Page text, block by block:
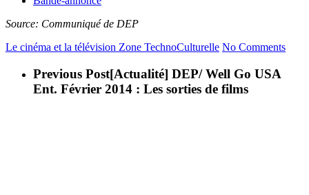
Source: Communiqué de DEP
Le cinéma et la télévision Zone TechnoCulturelle No Comments
Previous Post[Actualité] DEP/ Well Go USA
Ent. Février 2014 : Les sorties de films